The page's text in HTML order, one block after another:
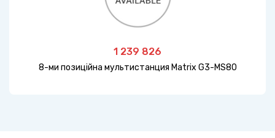
1 239 826
8-ми позиційна мультистанция Matrix G3-MS80